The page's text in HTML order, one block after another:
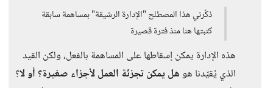
ذكّرني هذا المصطلح "الإدارة الرشيقة" بمساهمة سابقة
كتبتها هنا منذ فترة قصيرة
هذه الإدارة يمكن إسقاطها على المساهمة بالفعل، ولكن القيد
الذي يُقيّدنا هوهل يمكن تجزئة العمل لأجزاء صغيرة؟أو لا؟